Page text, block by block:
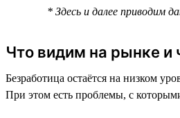
* Здесь и далее приводим
Что видим на рынке и
Безработица остаётся на низком
При этом есть проблемы, с